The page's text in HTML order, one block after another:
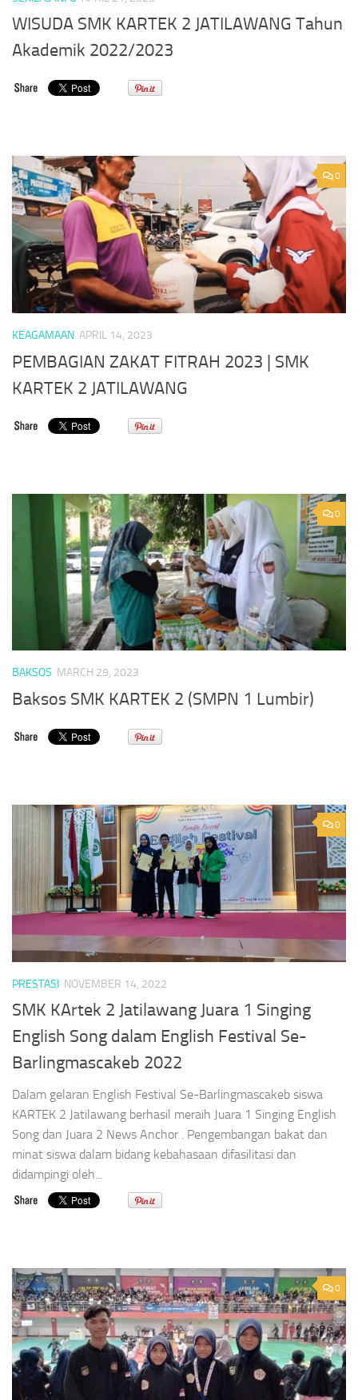
WISUDA SMK KARTEK 2 JATILAWANG Tahun
Akademik 2022/2023
0
KEAGAMAAN APRIL 14, 2023
PEMBAGIAN ZAKAT FITRAH 2023 | SMK
KARTEK 2 JATILAWANG
0
BAKSOS MARCH 29, 2023
Baksos SMK KARTEK 2 (SMPN 1 Lumbir)
0
PRESTASI NOVEMBER 14, 2022
SMK KArtek 2 Jatilawang Juara 1 Singing
English Song dalam English Festival Se-
Barlingmascakeb 2022
Dalam gelaran English Festival Se-Barlingmascakeb siswa
KARTEK 2 Jatilawang berhasil meraih Juara 1 Singing English
Song dan Juara 2 News Anchor . Pengembangan bakat dan
minat siswa dalam bidang kebahasaan difasilitasi dan
didampingi oleh...
0